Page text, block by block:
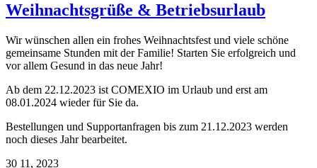
Weihnachtsgrüße & Betriebsurlaub
Wir wünschen allen ein frohes Weihnachtsfest und viele schöne
gemeinsame Stunden mit der Familie! Starten Sie erfolgreich und
vor allem Gesund in das neue Jahr!
Ab dem 22.12.2023 ist COMEXIO im Urlaub und erst am
08.01.2024 wieder für Sie da.
Bestellungen und Supportanfragen bis zum 21.12.2023 werden
noch dieses Jahr bearbeitet.
30 11, 2023